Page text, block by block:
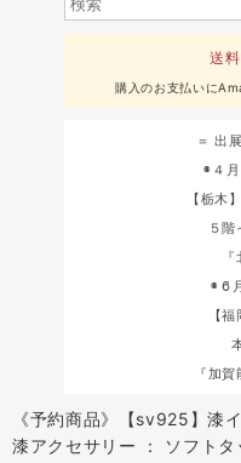
送
購入のお支払いに
＝ 出
◉４
【栃木
５
◉６
【
『加
《予約商品》【sv925】漆
漆アクセサリー ： ソフト